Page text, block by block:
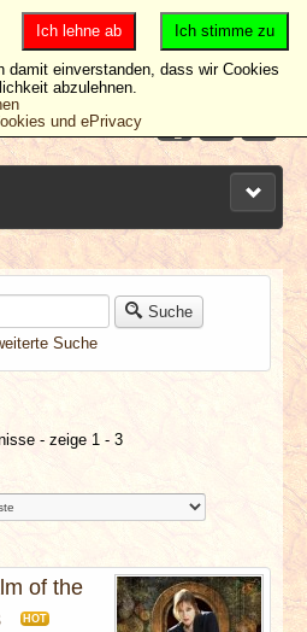
Suche
Suche
- zeige 1 - 3
of the
HOT
Ich stimme zu
Ich lehne ab
damit einverstanden, dass wir Cookies
abzulehnen.
und ePrivacy